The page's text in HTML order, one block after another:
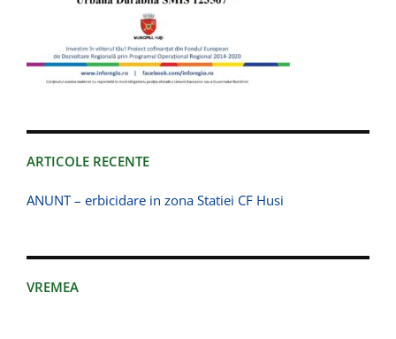
ARTICOLE RECENTE
ANUNT – erbicidare in zona Statiei CF Husi
VREMEA